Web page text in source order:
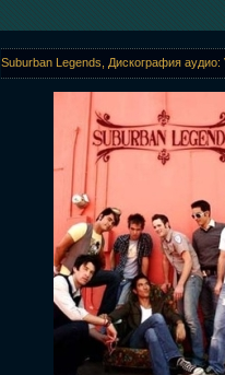
Suburban Legends, Дискография